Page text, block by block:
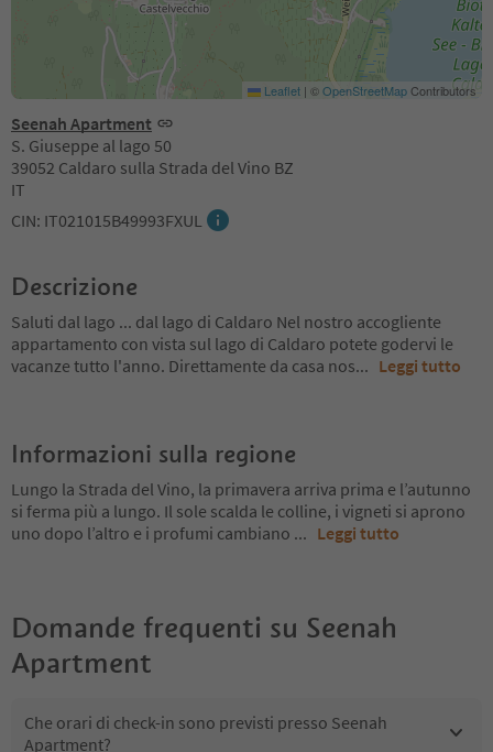
Seenah Apartment
S. Giuseppe al lago 50
39052 Caldaro sulla Strada del Vino BZ
IT
CIN: IT021015B49993FXUL
Leaflet | ©OpenStreetMapContributors
Descrizione
Saluti dal lago ... dal lago di Caldaro Nel nostro accogliente
appartamento con vista sul lago di Caldaro potete godervi le
vacanze tutto l'anno. Direttamente da casa nos... Leggi tutto
Informazioni sulla regione
Lungo la Strada del Vino, la primavera arriva prima e l’autunno
si ferma più a lungo. Il sole scalda le colline, i vigneti si aprono
uno dopo l’altro e i profumi cambiano ... Leggi tutto
Domande frequenti su Seenah
Apartment
Che orari di check-in sono previsti presso Seenah
Apartment?